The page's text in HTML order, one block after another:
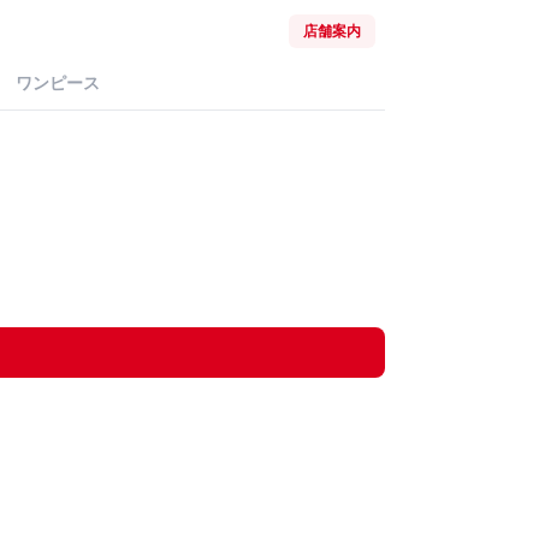
店舗案内
ワンピース